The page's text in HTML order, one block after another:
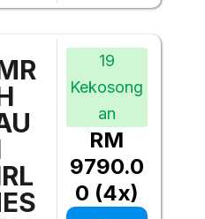
19
Kekosong
an
RM
9790.0
0 (4x)